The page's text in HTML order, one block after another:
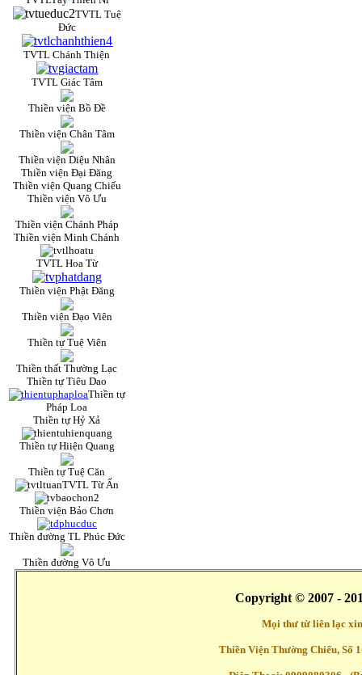
TVTL Tuệ
Đức
TVTL Chánh Thiện
TVTL Giác Tâm
Thiền viện Bồ Đề
Thiền viện Chân Tâm
Thiền viện Diệu Nhân
Thiền viện Đại Đăng
Thiền viện Quang Chiếu
Thiền viện Vô Ưu
Thiền viện Chánh Pháp
Thiền viện Minh Chánh
TVTL Hoa Từ
Thiền viện Phật Đăng
Thiền viện Đạo Viên
Thiền tự Tuệ Viên
Thiền thất Thường Lạc
Thiền tự Tiêu Dao
Thiền tự
Pháp Loa
Thiền tự Hỷ Xả
Thiền tự Hiiện Quang
Thiền tự Tuệ Căn
TVTL Từ Ấn
Thiền viện Bảo Chơn
Thiền đường TL Phúc Đức
Thiền đường Vô Ưu
Copyright © 2007 -
Mọi thư từ liên lạc
Thiền Viện Thường Chiếu, Số